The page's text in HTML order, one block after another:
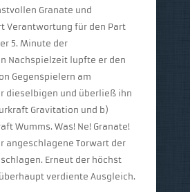
Granate und
Verantwortung für den Part
5. Minute der
Nachspielzeit lupfte er den
Gegenspielern am
dieselbigen und überließ ihn
Gravitation und b)
Wumms. Was! Ne! Granate!
angeschlagene Torwart der
Erneut der höchst
verdiente Ausgleich.